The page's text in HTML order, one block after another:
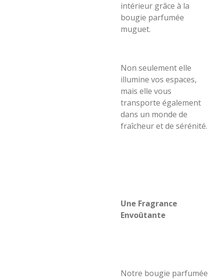
intérieur grâce à la
bougie parfumée
muguet.
Non seulement elle
illumine vos espaces,
mais elle vous
transporte également
dans un monde de
fraîcheur et de sérénité.
Une Fragrance
Envoûtante
Notre bougie parfumée